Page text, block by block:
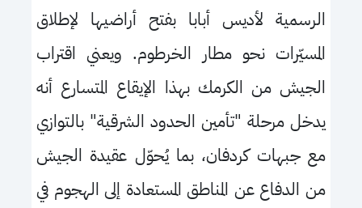
الرسمية لأديس أبابا بفتح أراضيها لإطلاق
المسيّرات نحو مطار الخرطوم. ويعني اقتراب
الجيش من الكرمك بهذا الإيقاع المتسارع أنه
يدخل مرحلة "تأمين الحدود الشرقية" بالتوازي
مع جبهات كردفان، بما يُحوّل عقيدة الجيش
من الدفاع عن المناطق المستعادة إلى الهجوم في